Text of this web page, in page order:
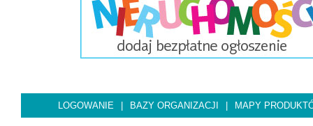
LOGOWANIE BAZY ORGANIZACJI MAPY